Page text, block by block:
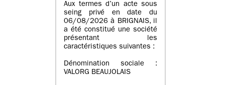
Aux termes d’un acte sous
seing privé en date du
06/08/2026 à BRIGNAIS, il
a été constitué une société
présentant les
caractéristiques suivantes :
Dénomination sociale :
VALORG BEAUJOLAIS